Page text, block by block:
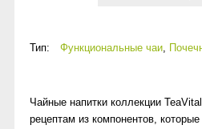
Тип: Функциональные чаи,
Чайные напитки коллекции
рецептам из компонентов,